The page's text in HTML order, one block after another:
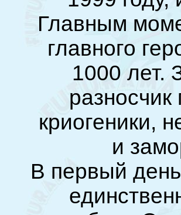
Главным
главного
1000 лет.
криогеники,
и
В первый